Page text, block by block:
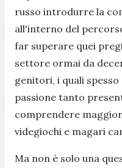
russo introdurre la
all'interno del
far superare quei
settore ormai da
genitori, i quali
passione tanto
comprendere
videgiochi e magari
Ma non è solo una